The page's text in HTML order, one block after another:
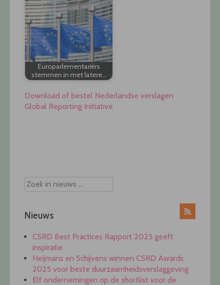
Europarlementariërs
stemmen in met latere…
Download of bestel Nederlandse verslagen
Global Reporting Initiative
Nieuws
CSRD Best Practices Rapport 2025 geeft
inspiratie
Heijmans en Schijvens winnen CSRD Awards
2025 voor beste duurzaamheidsverslaggeving
Elf ondernemingen op de shortlist voor de